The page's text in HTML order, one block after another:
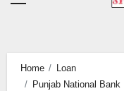
content
Home
Loan
Punjab National